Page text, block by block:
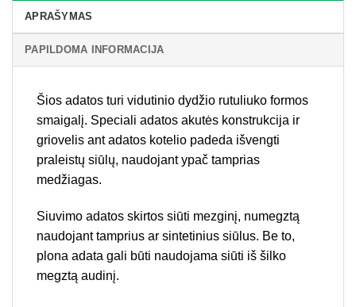
APRAŠYMAS
PAPILDOMA INFORMACIJA
Šios adatos turi vidutinio dydžio rutuliuko formos
smaigalį. Speciali adatos akutės konstrukcija ir
griovelis ant adatos kotelio padeda išvengti
praleistų siūlų, naudojant ypač tamprias
medžiagas.
Siuvimo adatos skirtos siūti mezginį, numegztą
naudojant tamprius ar sintetinius siūlus. Be to,
plona adata gali būti naudojama siūti iš šilko
megztą audinį.